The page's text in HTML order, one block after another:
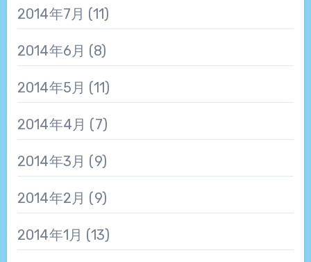
2014年7月 (11)
2014年6月 (8)
2014年5月 (11)
2014年4月 (7)
2014年3月 (9)
2014年2月 (9)
2014年1月 (13)